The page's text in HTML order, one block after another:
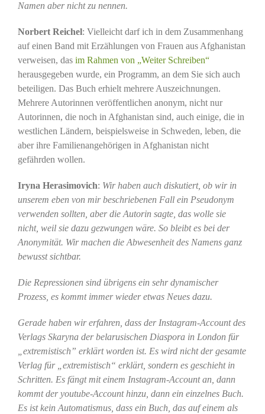
Namen aber nicht zu nennen.
Norbert Reichel: Vielleicht darf ich in dem Zusammenhang
auf einen Band mit Erzählungen von Frauen aus Afghanistan
verweisen, das im Rahmen von „Weiter Schreiben“
herausgegeben wurde, ein Programm, an dem Sie sich auch
beteiligen. Das Buch erhielt mehrere Auszeichnungen.
Mehrere Autorinnen veröffentlichen anonym, nicht nur
Autorinnen, die noch in Afghanistan sind, auch einige, die in
westlichen Ländern, beispielsweise in Schweden, leben, die
aber ihre Familienangehörigen in Afghanistan nicht
gefährden wollen.
Iryna Herasimovich: Wir haben auch diskutiert, ob wir in
unserem eben von mir beschriebenen Fall ein Pseudonym
verwenden sollten, aber die Autorin sagte, das wolle sie
nicht, weil sie dazu gezwungen wäre. So bleibt es bei der
Anonymität. Wir machen die Abwesenheit des Namens ganz
bewusst sichtbar.
Die Repressionen sind übrigens ein sehr dynamischer
Prozess, es kommt immer wieder etwas Neues dazu.
Gerade haben wir erfahren, dass der Instagram-Account des
Verlags Skaryna der belarusischen Diaspora in London für
„extremistisch” erklärt worden ist. Es wird nicht der gesamte
Verlag für „extremistisch“ erklärt, sondern es geschieht in
Schritten. Es fängt mit einem Instagram-Account an, dann
kommt der youtube-Account hinzu, dann ein einzelnes Buch.
Es ist kein Automatismus, dass ein Buch, das auf einem als